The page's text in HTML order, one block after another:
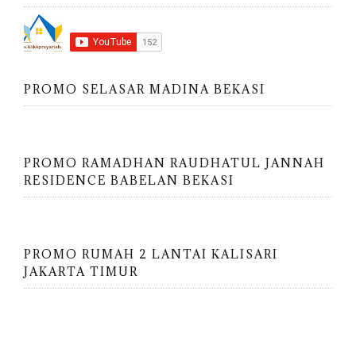
PROMO SELASAR MADINA BEKASI
PROMO RAMADHAN RAUDHATUL JANNAH
RESIDENCE BABELAN BEKASI
PROMO RUMAH 2 LANTAI KALISARI
JAKARTA TIMUR